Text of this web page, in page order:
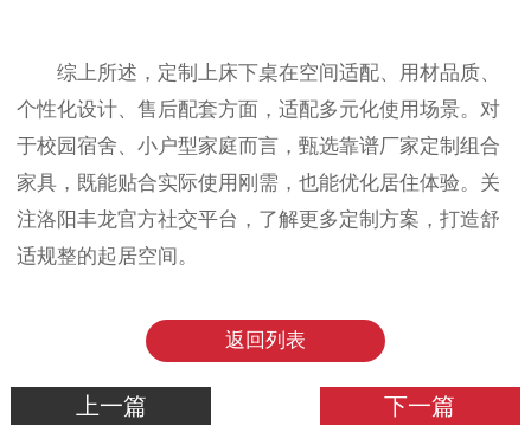
综上所述，定制上床下桌在空间适配、用材品质、
个性化设计、售后配套方面，适配多元化使用场景。对
于校园宿舍、小户型家庭而言，甄选靠谱厂家定制组合
家具，既能贴合实际使用刚需，也能优化居住体验。关
注洛阳丰龙官方社交平台，了解更多定制方案，打造舒
适规整的起居空间。
返回列表
上一篇 下一篇